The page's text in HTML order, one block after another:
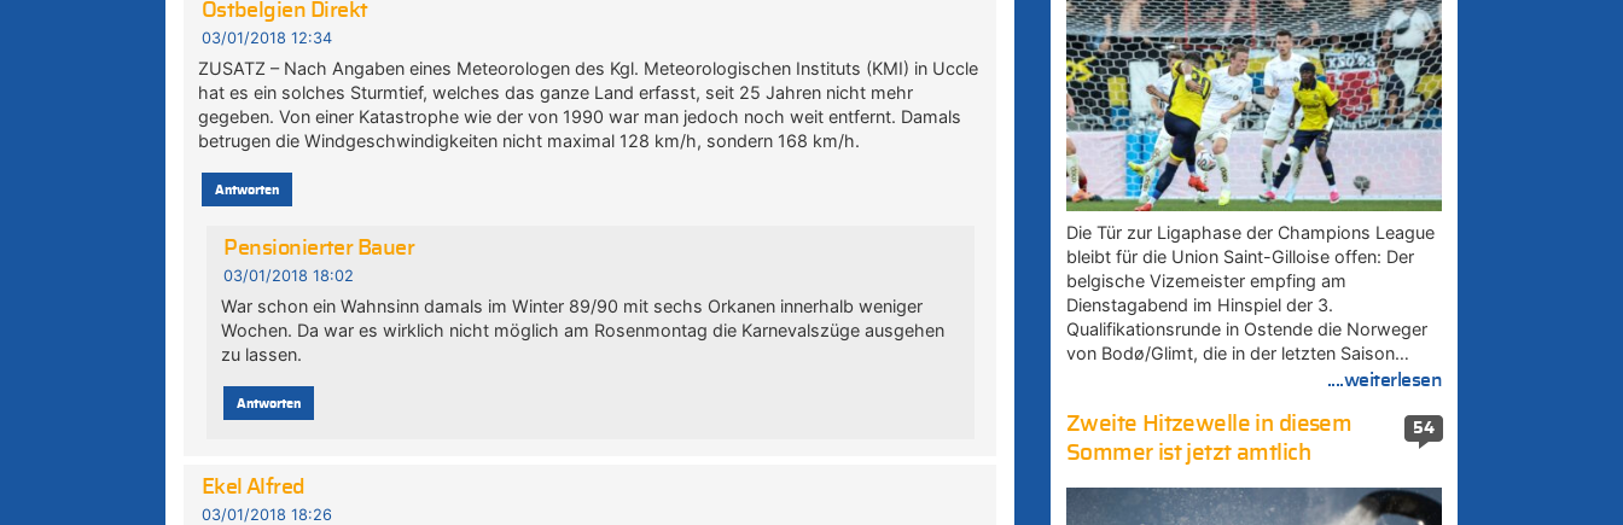
Ostbelgien Direkt
03/01/2018 12:34
ZUSATZ – Nach Angaben eines Meteorologen des Kgl. Meteorologischen Instituts (KMI) in Uccle
hat es ein solches Sturmtief, welches das ganze Land erfasst, seit 25 Jahren nicht mehr
gegeben. Von einer Katastrophe wie der von 1990 war man jedoch noch weit entfernt. Damals
betrugen die Windgeschwindigkeiten nicht maximal 128 km/h, sondern 168 km/h.
Antworten
Pensionierter Bauer
03/01/2018 18:02
War schon ein Wahnsinn damals im Winter 89/90 mit sechs Orkanen innerhalb weniger
Wochen. Da war es wirklich nicht möglich am Rosenmontag die Karnevalszüge ausgehen
zu lassen.
Antworten
Ekel Alfred
03/01/2018 18:26
Die Tür zur Ligaphase der Champions League
bleibt für die Union Saint-Gilloise offen: Der
belgische Vizemeister empfing am
Dienstagabend im Hinspiel der 3.
Qualifikationsrunde in Ostende die Norweger
von Bodø/Glimt, die in der letzten Saison…
....weiterlesen
54
Zweite Hitzewelle in diesem
Sommer ist jetzt amtlich